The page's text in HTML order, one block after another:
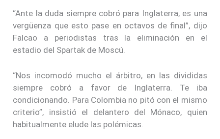
“Ante la duda siempre cobró para Inglaterra, es una
vergüenza que esto pase en octavos de final”, dijo
Falcao a periodistas tras la eliminación en el
estadio del Spartak de Moscú.
“Nos incomodó mucho el árbitro, en las divididas
siempre cobró a favor de Inglaterra. Te iba
condicionando. Para Colombia no pitó con el mismo
criterio”, insistió el delantero del Mónaco, quien
habitualmente elude las polémicas.